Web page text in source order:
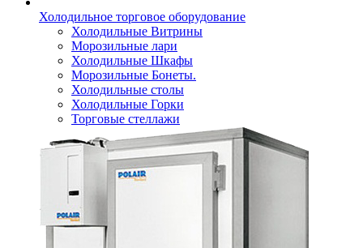
Холодильное торговое оборудование
Холодильные Витрины
Морозильные лари
Холодильные Шкафы
Морозильные Бонеты.
Холодильные столы
Холодильные Горки
Торговые стеллажи